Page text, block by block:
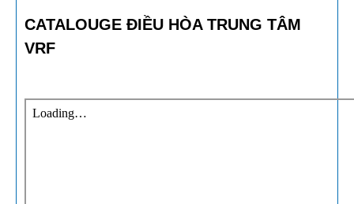
CATALOUGE ĐIỀU HÒA TRUNG TÂM
VRF